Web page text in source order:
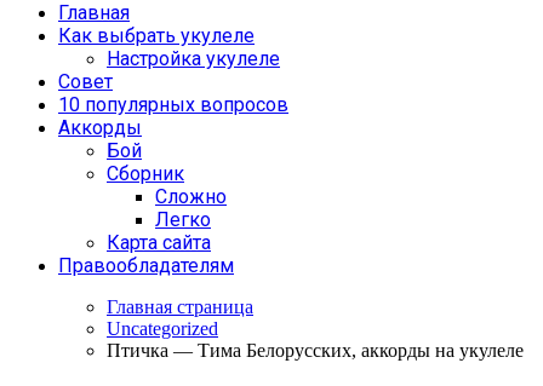
Главная
Как выбрать укулеле
Настройка укулеле
Совет
10 популярных вопросов
Аккорды
Бой
Сборник
Сложно
Легко
Карта сайта
Правообладателям
Главная страница
Uncategorized
Птичка — Тима Белорусских, аккорды на укулеле